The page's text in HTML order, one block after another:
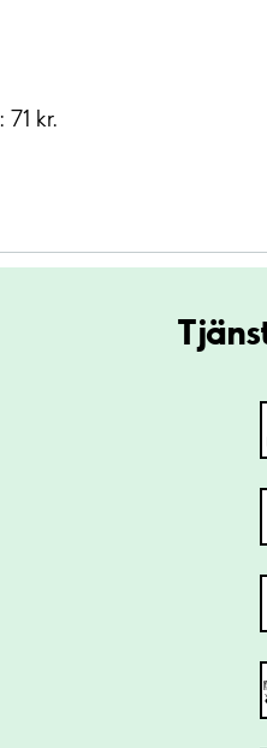
kr.